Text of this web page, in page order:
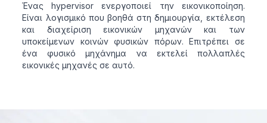
Ένας hypervisor ενεργοποιεί την εικονικοποίηση.
Είναι λογισμικό που βοηθά στη δημιουργία, εκτέλεση
και διαχείριση εικονικών μηχανών και των
υποκείμενων κοινών φυσικών πόρων. Επιτρέπει σε
ένα φυσικό μηχάνημα να εκτελεί πολλαπλές
εικονικές μηχανές σε αυτό.